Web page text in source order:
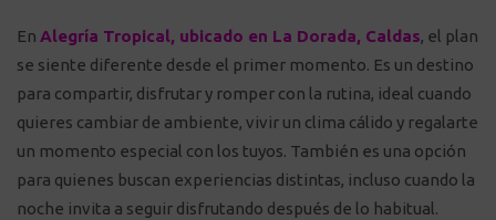
En Alegría Tropical, ubicado en La Dorada, Caldas, el plan
se siente diferente desde el primer momento. Es un destino
para compartir, disfrutar y romper con la rutina, ideal cuando
quieres cambiar de ambiente, vivir un clima cálido y regalarte
un momento especial con los tuyos. También es una opción
para quienes buscan experiencias distintas, incluso cuando la
noche invita a seguir disfrutando después de lo habitual.